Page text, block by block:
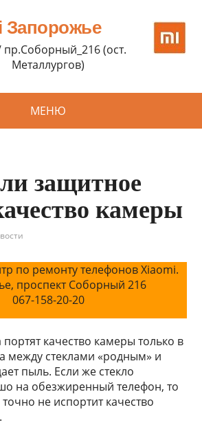
Запорожье
пр.Соборный_216 (ост.
Металлургов)
МЕНЮ
защитное
камеры
по ремонту телефонов Xiaomi.
проспект Соборный 216
067-158-20-20
качество камеры только в
между стеклами «родным» и
пыль. Если же стекло
на обезжиренный телефон, то
не испортит качество